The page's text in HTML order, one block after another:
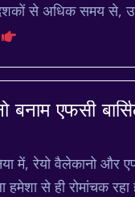
से अधिक समय से,
मनोरंजन किया है, फैशन के
बनाम एफसी
में, रेयो वैलेकानो और
हमेशा से ही रोमांचक